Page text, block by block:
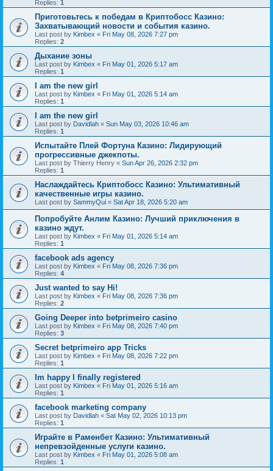
Replies: 1
Приготовьтесь к победам в Криптобосс Казино:
Захватывающий новости и события казино.
Last post by Kimbex « Fri May 08, 2026 7:27 pm
Replies: 2
Дыхание зоны
Last post by Kimbex « Fri May 01, 2026 5:17 am
Replies: 1
I am the new girl
Last post by Kimbex « Fri May 01, 2026 5:14 am
Replies: 1
I am the new girl
Last post by Davidlah « Sun May 03, 2026 10:46 am
Replies: 1
Испытайте Плей Фортуна Казино: Лидирующий
прогрессивные джекпоты.
Last post by Thierry Henry « Sun Apr 26, 2026 2:32 pm
Replies: 1
Наслаждайтесь Криптобосс Казино: Ультимативный
качественные игры казино.
Last post by SammyQui « Sat Apr 18, 2026 5:20 am
Попробуйте Анлим Казино: Лучший приключения в
казино ждут.
Last post by Kimbex « Fri May 01, 2026 5:14 am
Replies: 1
facebook ads agency
Last post by Kimbex « Fri May 08, 2026 7:36 pm
Replies: 4
Just wanted to say Hi!
Last post by Kimbex « Fri May 08, 2026 7:36 pm
Replies: 2
Going Deeper into betprimeiro casino
Last post by Kimbex « Fri May 08, 2026 7:40 pm
Replies: 3
Secret betprimeiro app Tricks
Last post by Kimbex « Fri May 08, 2026 7:22 pm
Replies: 1
Im happy I finally registered
Last post by Kimbex « Fri May 01, 2026 5:16 am
Replies: 1
facebook marketing company
Last post by Davidlah « Sat May 02, 2026 10:13 pm
Replies: 1
Играйте в Раменбет Казино: Ультимативный
непревзойденные услуги казино.
Last post by Kimbex « Fri May 01, 2026 5:08 am
Replies: 1